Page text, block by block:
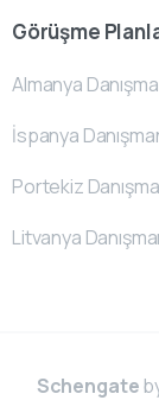
Görüşme
Almanya
İspanya
Portekiz
Litvanya
Schengate